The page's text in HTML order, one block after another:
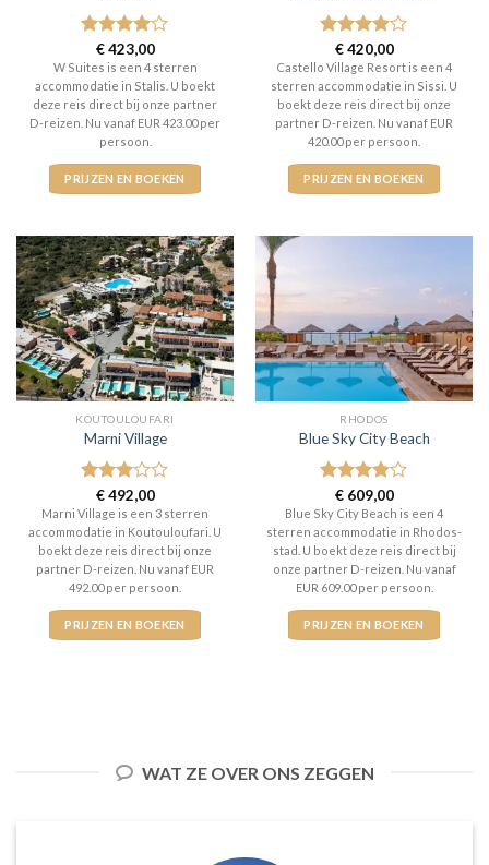
Gewaardeerd
4uit 5
€423,00
W Suites is een 4 sterren
accommodatie in Stalis. U boekt
deze reis direct bij onze partner
D-reizen. Nu vanaf EUR 423.00 per
persoon.
PRIJZEN EN BOEKEN
Gewaardeerd
4uit 5
€420,00
Castello Village Resort is een 4
sterren accommodatie in Sissi. U
boekt deze reis direct bij onze
partner D-reizen. Nu vanaf EUR
420.00 per persoon.
PRIJZEN EN BOEKEN
KOUTOULOUFARI
Marni Village
Gewaardeerd
3uit 5
€492,00
Marni Village is een 3 sterren
accommodatie in Koutouloufari. U
boekt deze reis direct bij onze
partner D-reizen. Nu vanaf EUR
492.00 per persoon.
PRIJZEN EN BOEKEN
RHODOS
Blue Sky City Beach
Gewaardeerd
4uit 5
€609,00
Blue Sky City Beach is een 4
sterren accommodatie in Rhodos-
stad. U boekt deze reis direct bij
onze partner D-reizen. Nu vanaf
EUR 609.00 per persoon.
PRIJZEN EN BOEKEN
WAT ZE OVER ONS ZEGGEN